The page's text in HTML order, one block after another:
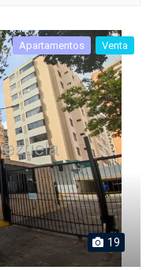
Apartamentos Venta
19